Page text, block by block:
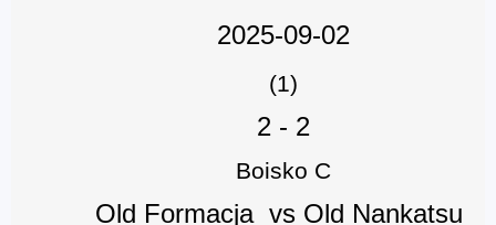
2025-09-02
(1)
2- 2
Boisko C
Old Formacja vs Old Nankatsu